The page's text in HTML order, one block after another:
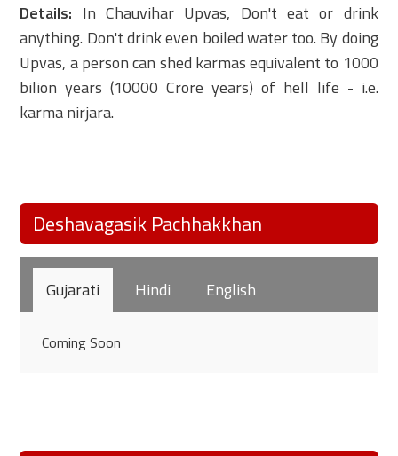
Details: In Chauvihar Upvas, Don't eat or drink
anything. Don't drink even boiled water too. By doing
Upvas, a person can shed karmas equivalent to 1000
bilion years (10000 Crore years) of hell life - i.e.
karma nirjara.
Deshavagasik Pachhakkhan
Gujarati Hindi English
Coming Soon